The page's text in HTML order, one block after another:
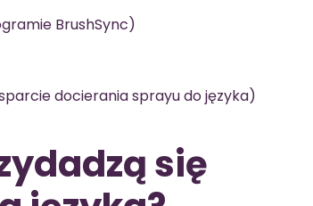
BrushSync)
docierania sprayu do języka)
się